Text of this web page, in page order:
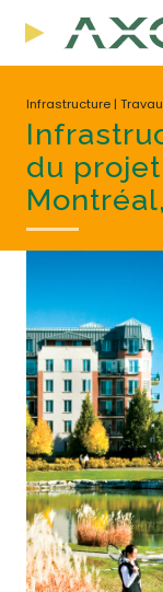
Infrastructure |
du